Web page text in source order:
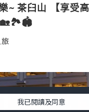
~ 茶臼山 【享受
我已閱讀及同意